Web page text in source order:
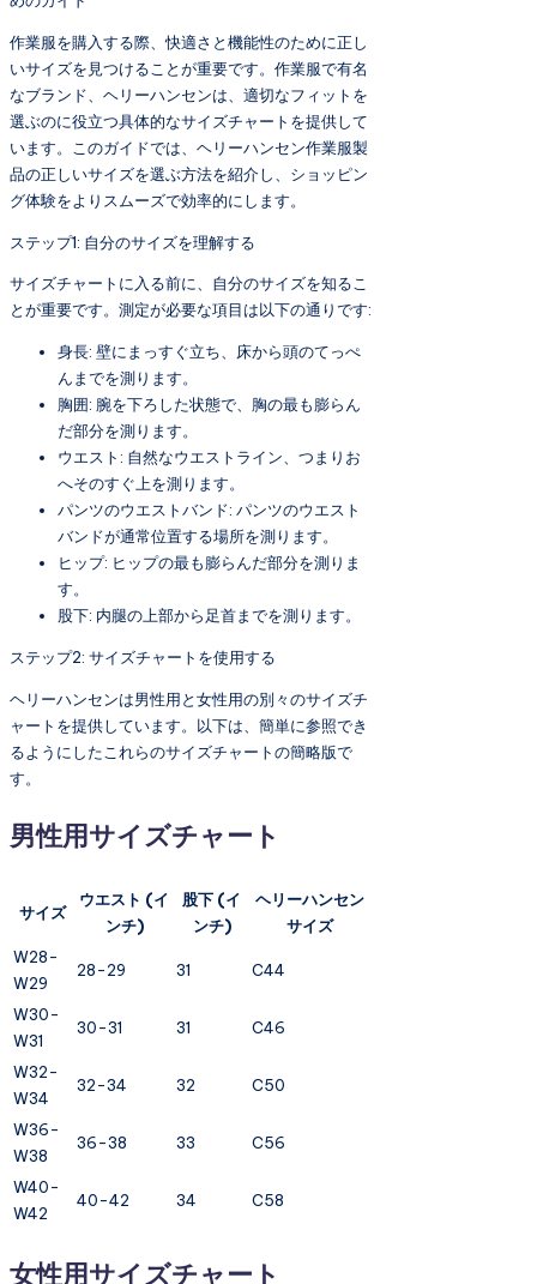
作業服を購入する際、快適さと機能性のために正し
いサイズを見つけることが重要です。作業服で有名
なブランド、ヘリーハンセンは、適切なフィットを
選ぶのに役立つ具体的なサイズチャートを提供して
います。このガイドでは、ヘリーハンセン作業服製
品の正しいサイズを選ぶ方法を紹介し、ショッピン
グ体験をよりスムーズで効率的にします。
ステップ1: 自分のサイズを理解する
サイズチャートに入る前に、自分のサイズを知るこ
とが重要です。測定が必要な項目は以下の通りです:
身長: 壁にまっすぐ立ち、床から頭のてっぺ
んまでを測ります。
胸囲: 腕を下ろした状態で、胸の最も膨らん
だ部分を測ります。
ウエスト: 自然なウエストライン、つまりお
へそのすぐ上を測ります。
パンツのウエストバンド: パンツのウエスト
バンドが通常位置する場所を測ります。
ヒップ: ヒップの最も膨らんだ部分を測りま
す。
股下: 内腿の上部から足首までを測ります。
ステップ2: サイズチャートを使用する
ヘリーハンセンは男性用と女性用の別々のサイズチ
ャートを提供しています。以下は、簡単に参照でき
るようにしたこれらのサイズチャートの簡略版で
す。
男性用サイズチャート
サイズ
ウエスト (イ
ンチ)
股下 (イ
ンチ)
ヘリーハンセン
サイズ
W28-
W29
28-29 31 C44
W30-
W31
30-31 31 C46
W32-
W34
32-34 32 C50
W36-
W38
36-38 33 C56
W40-
W42
40-42 34 C58
女性用サイズチャート